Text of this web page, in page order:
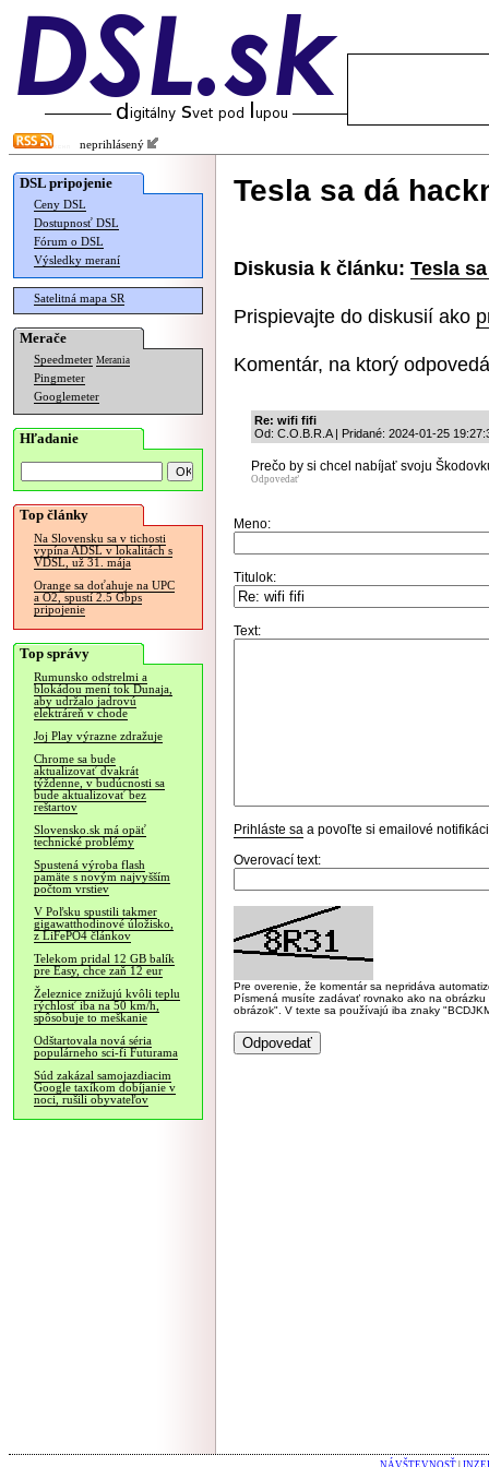
neprihlásený
DSL pripojenie
Ceny DSL
Dostupnosť DSL
Fórum o DSL
Výsledky meraní
Satelitná mapa SR
Merače
Speedmeter Merania
Pingmeter
Googlemeter
Hľadanie
Top články
Na Slovensku sa v tichosti
vypína ADSL v lokalitách s
VDSL, už 31. mája
Orange sa doťahuje na UPC
a O2, spustí 2.5 Gbps
pripojenie
Top správy
Rumunsko odstrelmi a
blokádou mení tok Dunaja,
aby udržalo jadrovú
elektráreň v chode
Joj Play výrazne zdražuje
Chrome sa bude
aktualizovať dvakrát
týždenne, v budúcnosti sa
bude aktualizovať bez
reštartov
Slovensko.sk má opäť
technické problémy
Spustená výroba flash
pamäte s novým najvyšším
počtom vrstiev
V Poľsku spustili takmer
gigawatthodinové úložisko,
z LiFePO4 článkov
Telekom pridal 12 GB balík
pre Easy, chce zaň 12 eur
Železnice znižujú kvôli teplu
rýchlosť iba na 50 km/h,
spôsobuje to meškanie
Odštartovala nová séria
populárneho sci-fi Futurama
Súd zakázal samojazdiacim
Google taxíkom dobíjanie v
noci, rušili obyvateľov
Tesla sa dá
Diskusia k článku: Tesla
Prispievajte do diskusií ako
Komentár, na ktorý
Re: wifi fifi
Od: C.O.B.R.A | Pridané: 2024-01-25
Prečo by si chcel nabíjať svoju
Odpovedať
Meno:
Titulok:
Text:
Prihláste sa a povoľte si emailové
Overovací text:
Pre overenie, že komentár sa nepridáva
Písmená musíte zadávať rovnako ako na
obrázok". V texte sa používajú iba znaky
NÁVŠTEVNOSŤ